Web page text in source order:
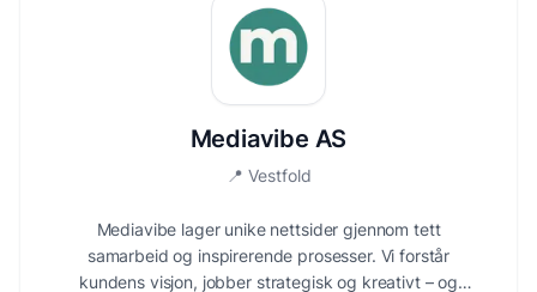
Mediavibe AS
📍 Vestfold
Mediavibe lager unike nettsider gjennom tett
samarbeid og inspirerende prosesser. Vi forstår
kundens visjon, jobber strategisk og kreativt – og